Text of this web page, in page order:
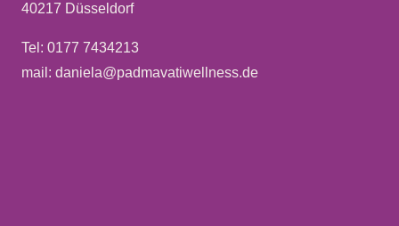
40217 Düsseldorf
Tel: 0177 7434213
mail: daniela@padmavatiwellness.de